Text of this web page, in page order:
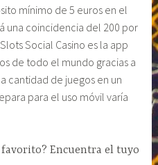
mínimo de 5 euros en el
una coincidencia del 200 por
Social Casino es la app
de todo el mundo gracias a
cantidad de juegos en un
para el uso móvil varía
favorito? Encuentra el tuyo